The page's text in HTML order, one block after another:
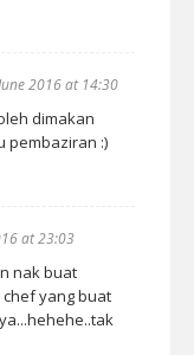
2016 at 14:30
dimakan
pembaziran :)
at 23:03
nak buat
yang buat